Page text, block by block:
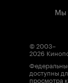
Мы
© 2003–
2026
доступны
просмотра